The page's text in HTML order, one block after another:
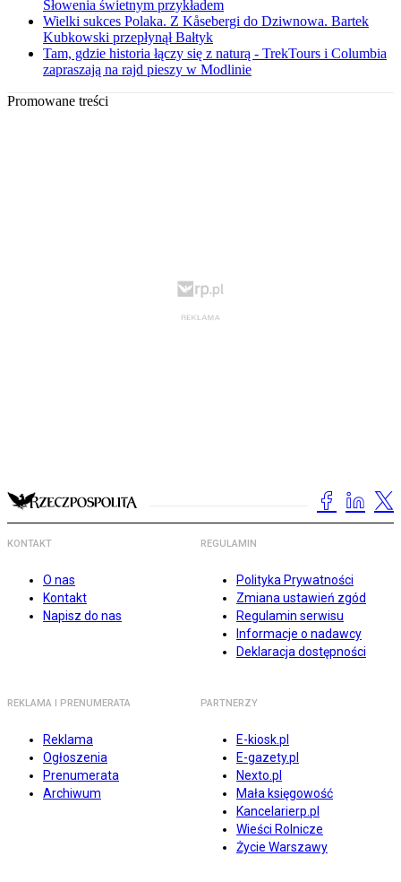
Słowenia świetnym przykładem
Wielki sukces Polaka. Z Kåsebergi do Dziwnowa. Bartek
Kubkowski przepłynął Bałtyk
Tam, gdzie historia łączy się z naturą - TrekTours i Columbia
zapraszają na rajd pieszy w Modlinie
Promowane treści
KONTAKT
O nas
Kontakt
Napisz do nas
REGULAMIN
Polityka Prywatności
Zmiana ustawień zgód
Regulamin serwisu
Informacje o nadawcy
Deklaracja dostępności
REKLAMA I PRENUMERATA
Reklama
Ogłoszenia
Prenumerata
Archiwum
PARTNERZY
E-kiosk.pl
E-gazety.pl
Nexto.pl
Mała księgowość
Kancelarierp.pl
Wieści Rolnicze
Życie Warszawy